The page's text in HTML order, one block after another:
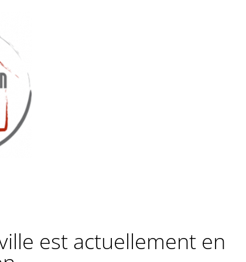
est actuellement en